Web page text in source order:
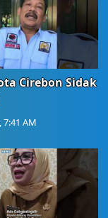
Cirebon Sidak
7:41 AM